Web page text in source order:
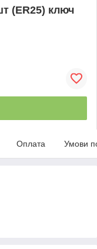
(ER25) ключ
Оплата Умови